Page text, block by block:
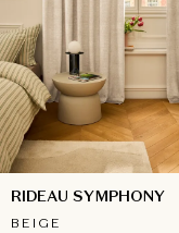
RIDEAU SYMPHONY
BEIGE